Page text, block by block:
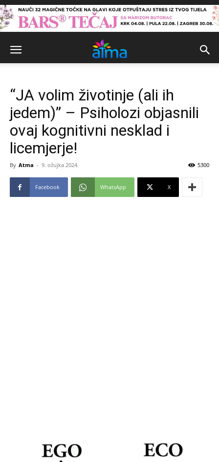
“JA volim životinje (ali ih
jedem)” – Psiholozi objasnili
ovaj kognitivni nesklad i
licemjerje!
By Atma - 9. ožujka 2024. 5300
Facebook WhatsApp X